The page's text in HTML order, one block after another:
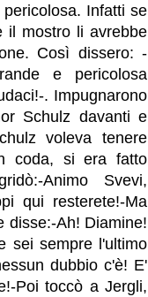
Infatti se
il mostro li avrebbe
Così dissero: -
e pericolosa
. Impugnarono
Schulz davanti e
voleva tenere
coda, si era fatto
Animo Svevi,
qui resterete!-Ma
disse:-Ah! Diamine!
sei sempre l'ultimo
dubbio c'è! E'
Poi toccò a Jergli,